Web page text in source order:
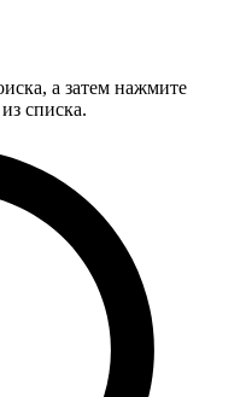
а затем нажмите
списка.